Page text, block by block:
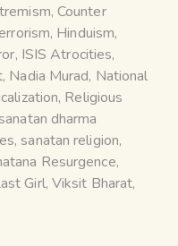
, Counter
, Hinduism,
, ISIS Atrocities,
, Nadia Murad, National
, Religious
sanatan dharma
, sanatan religion,
Resurgence,
Girl, Viksit Bharat,